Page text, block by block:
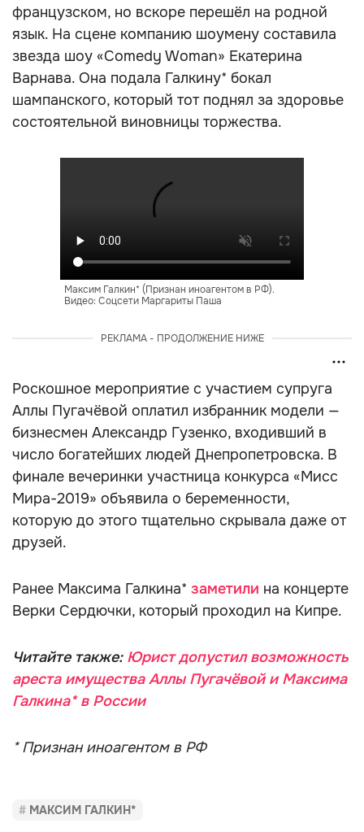
французском, но вскоре перешёл на родной
язык. На сцене компанию шоумену составила
звезда шоу «Comedy Woman» Екатерина
Варнава. Она подала Галкину* бокал
шампанского, который тот поднял за здоровье
состоятельной виновницы торжества.
Максим Галкин* (Признан иноагентом в РФ).
Видео: Соцсети Маргариты Паша
РЕКЛАМА - ПРОДОЛЖЕНИЕ НИЖЕ
Роскошное мероприятие с участием супруга
Аллы Пугачёвой оплатил избранник модели —
бизнесмен Александр Гузенко, входивший в
число богатейших людей Днепропетровска. В
финале вечеринки участница конкурса «Мисс
Мира-2019» объявила о беременности,
которую до этого тщательно скрывала даже от
друзей.
Ранее Максима Галкина* заметили на концерте
Верки Сердючки, который проходил на Кипре.
Читайте также: Юрист допустил возможность
ареста имущества Аллы Пугачёвой и Максима
Галкина* в России
* Признан иноагентом в РФ
МАКСИМ ГАЛКИН*